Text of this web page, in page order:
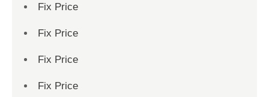
Fix Price
Fix Price
Fix Price
Fix Price